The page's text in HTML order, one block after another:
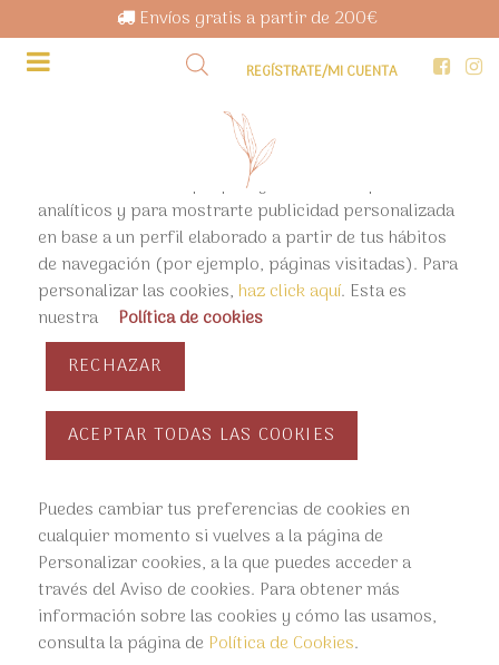
Envíos gratis a partir de 200€
REGÍSTRATE/MI CUENTA
Utilizamos cookies propias y de terceros para fines
analíticos y para mostrarte publicidad personalizada
en base a un perfil elaborado a partir de tus hábitos
de navegación (por ejemplo, páginas visitadas). Para
personalizar las cookies, haz click aquí. Esta es
nuestra Política de cookies
RECHAZAR
ACEPTAR TODAS LAS COOKIES
Puedes cambiar tus preferencias de cookies en
cualquier momento si vuelves a la página de
Personalizar cookies, a la que puedes acceder a
través del Aviso de cookies. Para obtener más
información sobre las cookies y cómo las usamos,
consulta la página dePolítica de Cookies.